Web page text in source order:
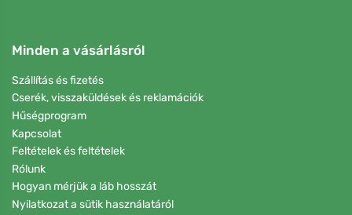
Minden a vásárlásról
Szállítás és fizetés
Cserék, visszaküldések és reklamációk
Hűségprogram
Kapcsolat
Feltételek és feltételek
Rólunk
Hogyan mérjük a láb hosszát
Nyilatkozat a sütik használatáról